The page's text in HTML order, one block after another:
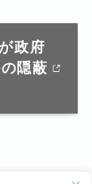
政府
隠蔽